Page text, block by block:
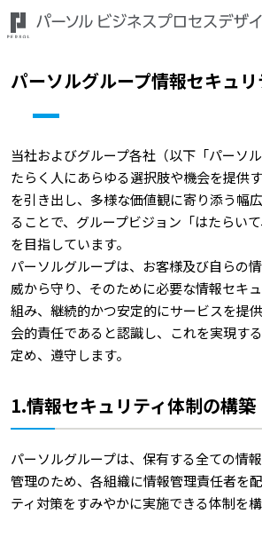
パーソルグループ情報セキュ
当社およびグループ各社（以下「パーソ
たらく人にあらゆる選択肢や機会を提供
を引き出し、多様な価値観に寄り添う幅
ることで、グループビジョン「はたらい
を目指しています。
パーソルグループは、お客様及び自らの
威から守り、そのために必要な情報セキ
組み、継続的かつ安定的にサービスを提
会的責任であると認識し、これを実現す
定め、遵守します。
1.情報セキュリティ体制の構築
パーソルグループは、保有する全ての情
管理のため、各組織に情報管理責任者を
ティ対策をすみやかに実施できる体制を構